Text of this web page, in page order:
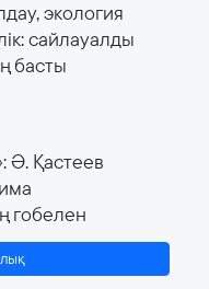
экология
сайлауалды
басты
Ә. Қастеев
гобелен
ауқымды